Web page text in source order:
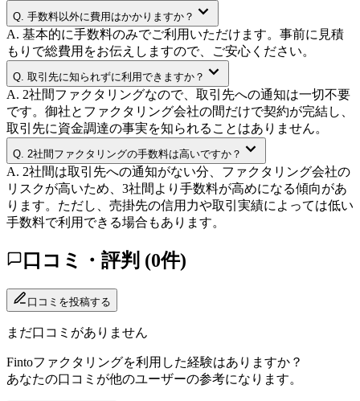
Q. 手数料以外に費用はかかりますか？
A. 基本的に手数料のみでご利用いただけます。事前に見積
もりで総費用をお伝えしますので、ご安心ください。
Q. 取引先に知られずに利用できますか？
A. 2社間ファクタリングなので、取引先への通知は一切不要
です。御社とファクタリング会社の間だけで契約が完結し、
取引先に資金調達の事実を知られることはありません。
Q. 2社間ファクタリングの手数料は高いですか？
A. 2社間は取引先への通知がない分、ファクタリング会社の
リスクが高いため、3社間より手数料が高めになる傾向があ
ります。ただし、売掛先の信用力や取引実績によっては低い
手数料で利用できる場合もあります。
口コミ・評判 (0件)
口コミを投稿する
まだ口コミがありません
Fintoファクタリングを利用した経験はありますか？
あなたの口コミが他のユーザーの参考になります。